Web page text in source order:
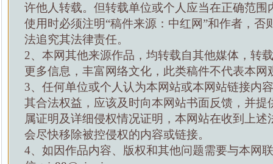
许他人转载。但转载单位或个人应当在正确范围
使用时必须注明“稿件来源：中红网”和作者，否
法追究其法律责任。
2、本网其他来源作品，均转载自其他媒体，转
更多信息，丰富网络文化，此类稿件不代表本网
3、任何单位或个人认为本网站或本网站链接内
其合法权益，应该及时向本网站书面反馈，并提
属证明及详细侵权情况证明，本网站在收到上述
会尽快移除被控侵权的内容或链接。
4、如因作品内容、版权和其他问题需要与本网